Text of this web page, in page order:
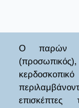
Ο παρών